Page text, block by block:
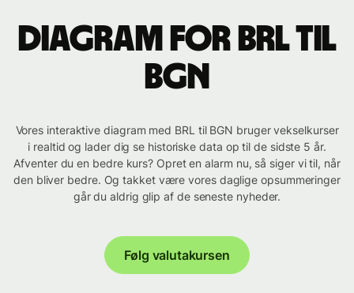
Diagram for BRL til
BGN
Vores interaktive diagram med BRL til BGN bruger vekselkurser
i realtid og lader dig se historiske data op til de sidste 5 år.
Afventer du en bedre kurs? Opret en alarm nu, så siger vi til, når
den bliver bedre. Og takket være vores daglige opsummeringer
går du aldrig glip af de seneste nyheder.
Følg valutakursen